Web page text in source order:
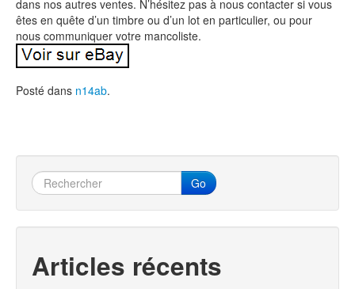
dans nos autres ventes. N’hésitez pas à nous contacter si vous
êtes en quête d’un timbre ou d’un lot en particulier, ou pour
nous communiquer votre mancoliste.
Posté dans n14ab.
Go
Articles récents